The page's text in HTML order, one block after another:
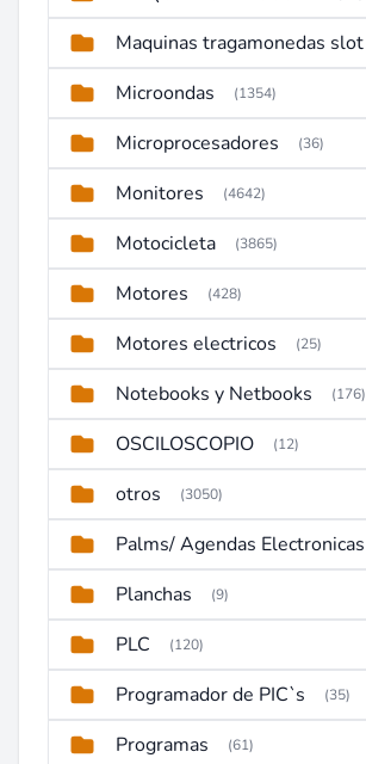
Maquinas tragamonedas slot
Microondas (1354)
Microprocesadores (36)
Monitores (4642)
Motocicleta (3865)
Motores (428)
Motores electricos (25)
Notebooks y Netbooks (176)
OSCILOSCOPIO (12)
otros (3050)
Palms/ Agendas Electronicas
Planchas (9)
PLC (120)
Programador de PIC`s (35)
Programas (61)